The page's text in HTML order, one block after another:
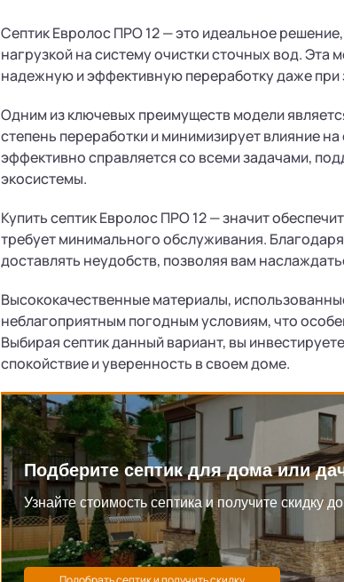
Септик Евролос ПРО 12 — это идеальное
нагрузкой на систему очистки сточных вод.
надежную и эффективную переработку даже при
Одним из ключевых преимуществ модели
степень переработки и минимизирует влияние
эффективно справляется со всеми задачами,
экосистемы.
Купить септик Евролос ПРО 12 — значит
требует минимального обслуживания.
доставлять неудобств, позволяя вам
Высококачественные материалы,
неблагоприятным погодным условиям, что
Выбирая септик данный вариант, вы
спокойствие и уверенность в своем доме.
Подберите септик для дома или
Узнайте стоимость септика и получите скидку